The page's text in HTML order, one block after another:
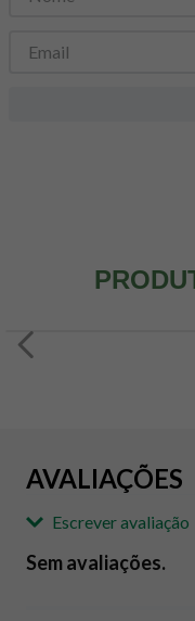
AVALIAÇÕES
Escrever avaliação
Sem avaliações.
8º maca peruana
9 psyllium